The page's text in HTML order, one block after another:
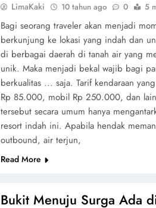
LimaKaki 10 tahun ago 0 5
Bagi seorang traveler akan menjadi
berkunjung ke lokasi yang indah dan
di berbagai daerah di tanah air yang
unik. Maka menjadi bekal wajib bagi
berkualitas ... saja. Tarif kendaraan
Rp 85.000, mobil Rp 250.000, dan
tersebut secara umum hanya
resort indah ini. Apabila hendak
outbound, air terjun,
Read More
Bukit Menuju Surga Ada